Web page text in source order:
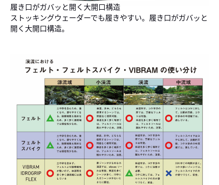
履き口がガバッと開く大開口構造
ストッキングウェーダーでも履きやすい。履き口がガバッと
開く大開口構造。